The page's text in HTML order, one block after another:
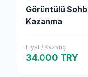
Görüntülü
Kazanma
Fiyat / Kazanç
34.000 TRY